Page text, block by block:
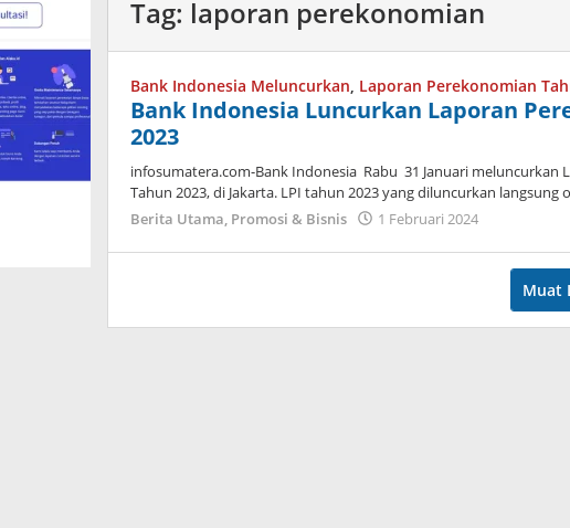
Tag: laporan perekonomian
Bank Indonesia Meluncurkan Laporan Perekonomian
Bank Indonesia Luncurkan Laporan
2023
infosumatera.com-Bank Indonesia Rabu 31 Januari meluncurkan
Tahun 2023, di Jakarta. LPI tahun 2023 yang diluncurkan langsung
Berita Utama Promosi & Bisnis 1 Februari 2024
Muat